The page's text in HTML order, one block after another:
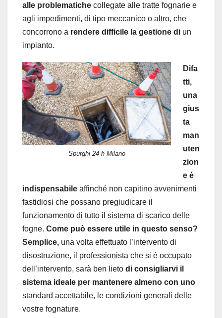
alle problematiche collegate alle tratte fognarie e
agli impedimenti, di tipo meccanico o altro, che
concorrono a rendere difficile la gestione di un
impianto.
Spurghi 24 h Milano
Difa
tti,
una
gius
ta
man
uten
zion
e è
indispensabile affinché non capitino avvenimenti
fastidiosi che possano pregiudicare il
funzionamento di tutto il sistema di scarico delle
fogne. Come può essere utile in questo senso?
Semplice, una volta effettuato l’intervento di
disostruzione, il professionista che si è occupato
dell’intervento, sarà ben lieto di consigliarvi il
sistema ideale per mantenere almeno con uno
standard accettabile, le condizioni generali delle
vostre fognature.